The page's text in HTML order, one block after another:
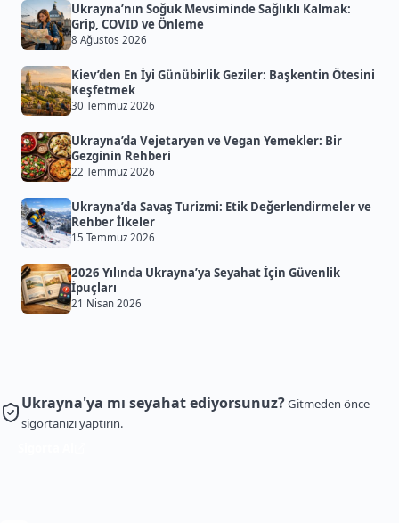
Ukrayna’nın Soğuk Mevsiminde Sağlıklı Kalmak:
Grip, COVID ve Önleme
8 Ağustos 2026
Kiev’den En İyi Günübirlik Geziler: Başkentin Ötesini
Keşfetmek
30 Temmuz 2026
Ukrayna’da Vejetaryen ve Vegan Yemekler: Bir
Gezginin Rehberi
22 Temmuz 2026
Ukrayna’da Savaş Turizmi: Etik Değerlendirmeler ve
Rehber İlkeler
15 Temmuz 2026
2026 Yılında Ukrayna’ya Seyahat İçin Güvenlik
İpuçları
21 Nisan 2026
Ukrayna'ya mı seyahat ediyorsunuz?Gitmeden önce
sigortanızı yaptırın.